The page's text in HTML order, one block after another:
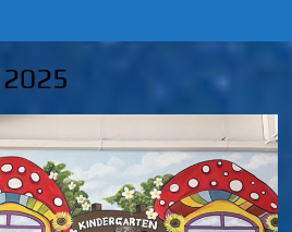
สงเคราะห์
เด็ก พัทยา